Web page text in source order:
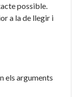
possible.
a la de llegir i
els arguments